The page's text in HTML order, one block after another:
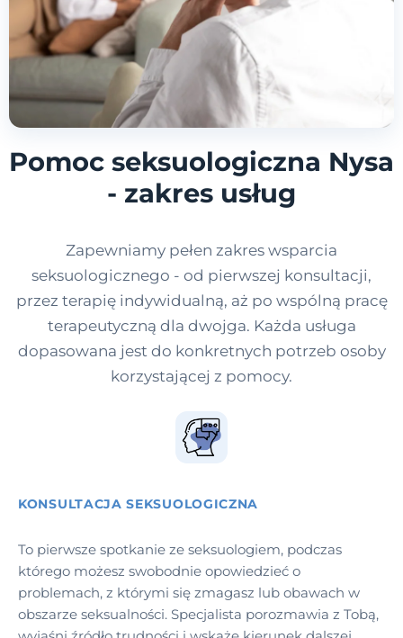
Pomoc seksuologiczna Nysa
- zakres usług
Zapewniamy pełen zakres wsparcia
seksuologicznego - od pierwszej konsultacji,
przez terapię indywidualną, aż po wspólną pracę
terapeutyczną dla dwojga. Każda usługa
dopasowana jest do konkretnych potrzeb osoby
korzystającej z pomocy.
KONSULTACJA SEKSUOLOGICZNA
To pierwsze spotkanie ze seksuologiem, podczas
którego możesz swobodnie opowiedzieć o
problemach, z którymi się zmagasz lub obawach w
obszarze seksualności. Specjalista porozmawia z Tobą,